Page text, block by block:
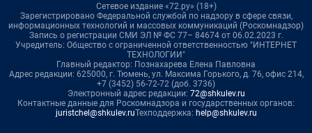
Сетевое издание «72.ру» (18+)
Зарегистрировано Федеральной службой по надзору в сфере связи,
информационных технологий и массовых коммуникаций (Роскомнадзор)
Запись о регистрации СМИ ЭЛ № ФС 77– 84674 от 06.02.2023 г.
Учредитель: Общество с ограниченной ответственностью "ИНТЕРНЕТ
ТЕХНОЛОГИИ"
Главный редактор: Познахарева Елена Павловна
Адрес редакции: 625000, г. Тюмень, ул. Максима Горького, д. 76, офис 214,
+7 (3452) 56-72-72 (доб. 3736)
Электронный адрес редакции: 72@shkulev.ru
Контактные данные для Роскомнадзора и государственных органов:
juristchel@shkulev.ruТехподдержка: help@shkulev.ru